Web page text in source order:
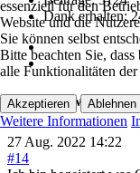
Dank erhalten:
ANKEantwortete
27 Aug. 2022 14:22
#14
essenziell für den
Website und die
Sie können selbst
Bitte beachten Sie,
alle Funktionalitäten
Akzeptieren Ablehnen
Weitere Informationen